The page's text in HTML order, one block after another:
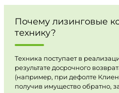
Почему лизинговые
технику?
Техника поступает в
результате досрочного
(например, при дефолте
получив имущество обратно,